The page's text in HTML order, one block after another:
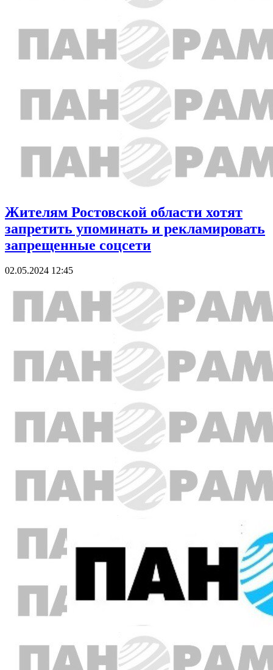
Жителям Ростовской области хотят
запретить упоминать и рекламировать
запрещенные соцсети
02.05.2024 12:45